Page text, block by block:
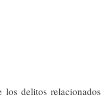
delitos relacionados